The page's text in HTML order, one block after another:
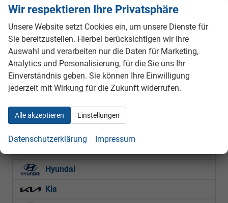
Leistung 70 kW (95 PS) Kilometerstand 1.000 km
01.12.2025
20.990,– € Details
Verbrauch kombiniert:5,20 l/100km
CO2-Emissionen:118,00 g/km
Hyundai
Kia
Wir respektieren Ihre Privatsphäre
Unsere Website setzt Cookies ein, um unsere Dienste für
Sie bereitzustellen. Hierbei berücksichtigen wir Ihre
Auswahl und verarbeiten nur die Daten für Marketing,
Analytics und Personalisierung, für die Sie uns Ihr
Einverständnis geben. Sie können Ihre Einwilligung
jederzeit mit Wirkung für die Zukunft widerrufen.
Alle akzeptieren Einstellungen
Datenschutzerklärung Impressum